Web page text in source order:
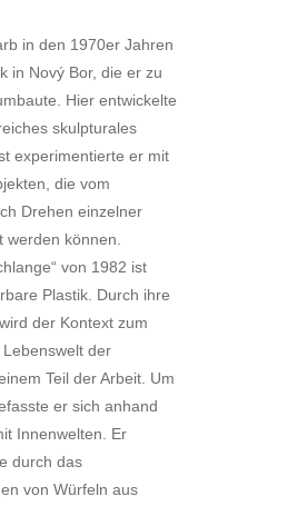
in den 1970er Jahren
in Nový Bor, die er zu
Hier entwickelte
skulpturales
experimentierte er mit
die vom
Drehen einzelner
werden können.
von 1982 ist
Plastik. Durch ihre
der Kontext zum
der
Teil der Arbeit. Um
er sich anhand
Innenwelten. Er
durch das
von Würfeln aus